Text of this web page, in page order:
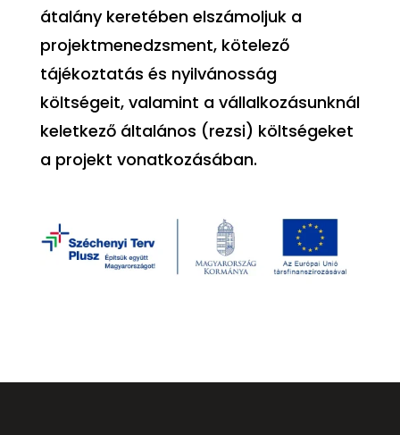
átalány keretében elszámoljuk a
projektmenedzsment, kötelező
tájékoztatás és nyilvánosság
költségeit, valamint a vállalkozásunknál
keletkező általános (rezsi) költségeket
a projekt vonatkozásában.